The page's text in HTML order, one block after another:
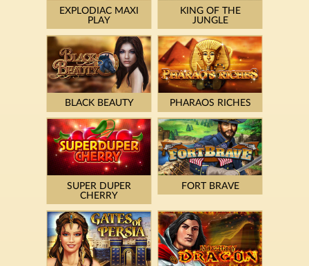
EXPLODIAC MAXI
PLAY
KING OF THE
JUNGLE
BLACK BEAUTY PHARAOS RICHES
SUPER DUPER
CHERRY
FORT BRAVE